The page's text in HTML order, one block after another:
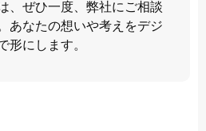
、ぜひ一度、弊社にご相談
あなたの想いや考えをデジ
形にします。